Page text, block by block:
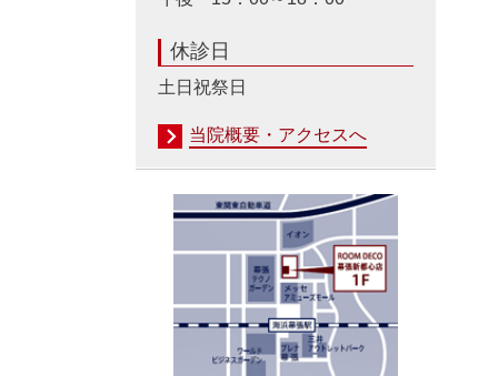
休診日
土日祝祭日
当院概要・アクセスへ